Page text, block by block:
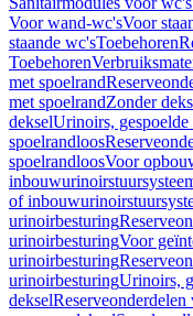
Voor wand-wc'sVoor
staande wc'sToebehoren
Toebehoren
met spoelrand
met spoelrandZonder
dekselUrinoirs,
spoelrandloos
spoelrandloosVoor
of
urinoirbesturing
urinoirbesturingVoor
urinoirbesturing
urinoirbesturingUrinoirs,
deksel